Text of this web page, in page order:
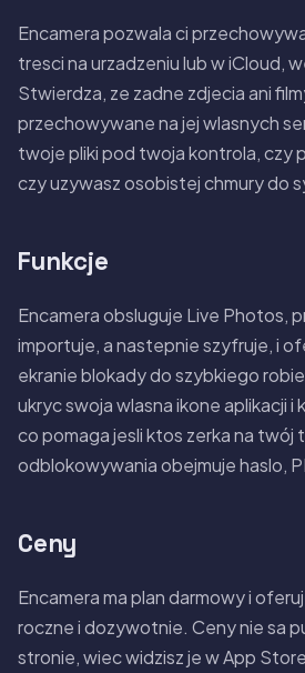
Encamera pozwala ci
tresci na urzadzeniu lub w iCloud,
Stwierdza, ze zadne zdjecia ani
przechowywane na jej wlasnych
twoje pliki pod twoja kontrola, czy
czy uzywasz osobistej chmury do
Funkcje
Encamera obsluguje Live Photos,
importuje, a nastepnie szyfruje, i
ekranie blokady do szybkiego
ukryc swoja wlasna ikone aplikacji i
co pomaga jesli ktos zerka na
odblokowywania obejmuje haslo,
Ceny
Encamera ma plan darmowy i
roczne i dozywotnie. Ceny nie sa
stronie, wiec widzisz je w App